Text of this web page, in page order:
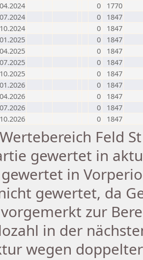
0
1770
0
1847
0
1847
0
1847
0
1847
0
1847
0
1847
0
1847
0
1847
0
1847
0 1847
Wertebereich Feld
gewertet in
in
gewertet, da
vorgemerkt zur
in der
wegen